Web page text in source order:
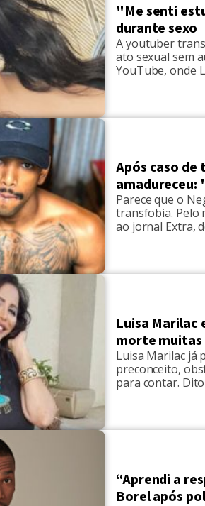
"Me senti
durante sexo
A youtuber
ato sexual sem
YouTube, onde
Após caso
amadureceu:
Parece que o
transfobia. Pelo
ao jornal Extra,
Luisa Marilac
morte muitas
Luisa Marilac já
preconceito,
para contar.
“Aprendi a
Borel após